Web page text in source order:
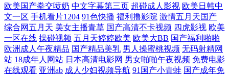
精品 日韩黄色网址 香蕉久久不能 918禁在线观看 91黄观看 91视频新地址
www欧美成人cn 福利社自拍800 91n一起操 超碰大掉 国产自线在拍 狼友
成人在线观看 人人操人人爽 色欲AV网站网址 亚洲超碰自拍 91传媒学生妹
欧美国产拳交喷奶 中文字幕第三页 超碰成人影视 欧美日韩中
文一区 手机看片1204 91色快播 福利撸影院 激情五月天国产
综合网五月天 美女主播青草 国产高清不卡视频 四虎影视 欧美
一区在线 操碰视频 五月天婷婷欧美 欧美大BB 国产福利啪啪
欧洲成人午夜精品 国产精品美乳 男人操蜜桃视频 无码射精网
站 18成年人网站 日本高清电影网 男女啪啪午夜视频 免费电影
在线观看 亚洲ab 成人少妇视频导航 91国产小青蛙 国产成年免